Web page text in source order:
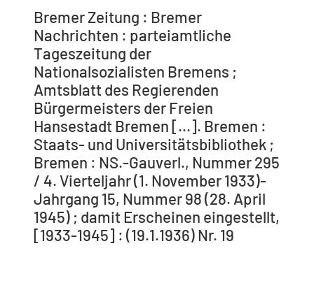
Bremer Zeitung : Bremer
Nachrichten : parteiamtliche
Tageszeitung der
Nationalsozialisten Bremens ;
Amtsblatt des Regierenden
Bürgermeisters der Freien
Hansestadt Bremen [...]. Bremen :
Staats- und Universitätsbibliothek ;
Bremen : NS.-Gauverl., Nummer 295
/ 4. Vierteljahr (1. November 1933)-
Jahrgang 15, Nummer 98 (28. April
1945) ; damit Erscheinen eingestellt,
[1933-1945] : (19.1.1936) Nr. 19